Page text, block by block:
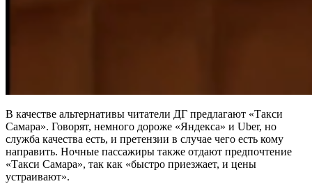
В качестве альтернативы читатели ДГ предлагают «Такси
Самара». Говорят, немного дороже «Яндекса» и Uber, но
служба качества есть, и претензии в случае чего есть кому
направить. Ночные пассажиры также отдают предпочтение
«Такси Самара», так как «быстро приезжает, и цены
устраивают».